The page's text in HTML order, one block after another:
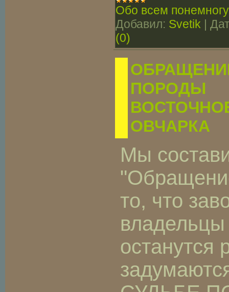
Обо всем понемногу
Добавил: Svetik |
(0)
ПОРОДЫ
ОВЧАРКА
Мы
то, что
владельцы